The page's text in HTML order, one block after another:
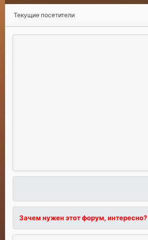
Текущие посетители
Зачем нужен этот форум, интересно?